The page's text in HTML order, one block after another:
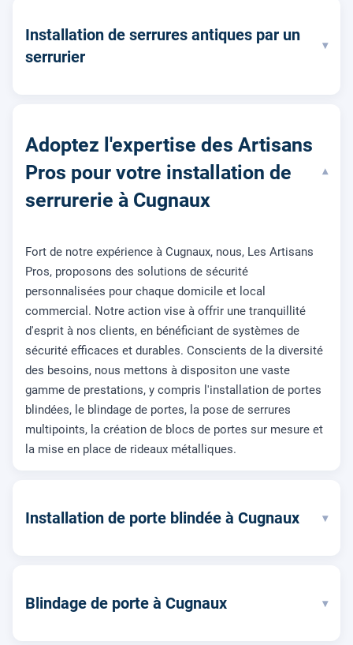
Installation de serrures antiques par un
serrurier
▾
Adoptez l'expertise des Artisans
Pros pour votre installation de
serrurerie à Cugnaux
▾
Fort de notre expérience à Cugnaux, nous, Les Artisans
Pros, proposons des solutions de sécurité
personnalisées pour chaque domicile et local
commercial. Notre action vise à offrir une tranquillité
d'esprit à nos clients, en bénéficiant de systèmes de
sécurité efficaces et durables. Conscients de la diversité
des besoins, nous mettons à dispositon une vaste
gamme de prestations, y compris l'installation de portes
blindées, le blindage de portes, la pose de serrures
multipoints, la création de blocs de portes sur mesure et
la mise en place de rideaux métalliques.
Installation de porte blindée à Cugnaux ▾
Blindage de porte à Cugnaux ▾